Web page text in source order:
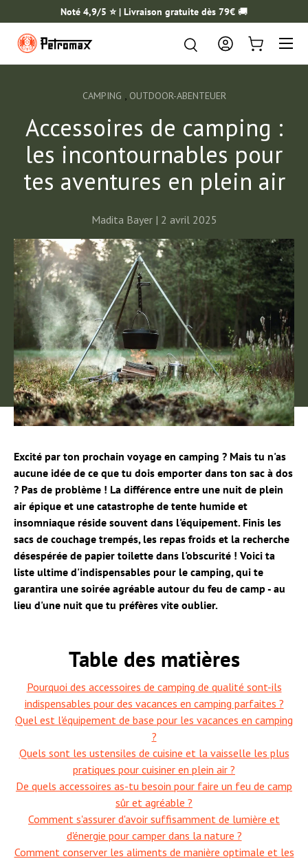
ALLER AU CONTENU
Noté 4,9/5 ⭐️ | Livraison gratuite dès 79€ 🚚
Rechercher
RechercherSe connecter
Panier
Menu
CAMPING , OUTDOOR-ABENTEUER
Accessoires de camping :
les incontournables pour
tes aventures en plein air
Madita Bayer | 2 avril 2025
Excité par ton prochain voyage en camping ? Mais tu n'as
aucune idée de ce que tu dois emporter dans ton sac à dos
? Pas de problème ! La différence entre une nuit de plein
air épique et une catastrophe de tente humide et
insomniaque réside souvent dans l'équipement. Finis les
sacs de couchage trempés, les repas froids et la recherche
désespérée de papier toilette dans l'obscurité ! Voici ta
liste ultime d'indispensables pour le camping, qui te
garantira une soirée agréable autour du feu de camp - au
lieu d'une nuit que tu préfères vite oublier.
Table des matières
Pourquoi des accessoires de camping de qualité sont-ils
indispensables pour des vacances en camping parfaites ?
Quel est l'équipement de base pour les vacances en camping
?
Quels sont les ustensiles de cuisine et la vaisselle les plus
pratiques pour cuisiner en plein air ?
De quels accessoires as-tu besoin pour faire un feu de camp
sûr et agréable ?
Comment s'assurer d'avoir suffisamment de lumière et
d'énergie pour camper dans la nature ?
Comment conserver les aliments de manière optimale et les